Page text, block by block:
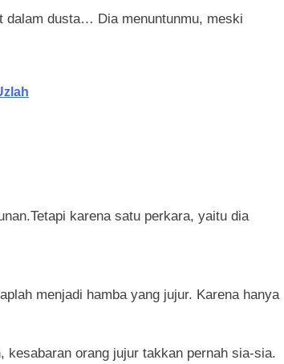
dalam dusta… Dia menuntunmu, meski
karena satu perkara, yaitu dia
menjadi hamba yang jujur. Karena hanya
kesabaran orang jujur takkan pernah sia-sia.